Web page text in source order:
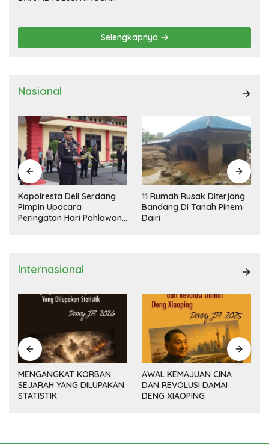
Selengkapnya
Nasional
Kapolresta Deli Serdang
Pimpin Upacara
Peringatan Hari Pahlawan
11 Rumah Rusak Diterjang
Bandang Di Tanah Pinem
Dairi
Internasional
MENGANGKAT KORBAN
SEJARAH YANG DILUPAKAN
STATISTIK
AWAL KEMAJUAN CINA
DAN REVOLUSI DAMAI
DENG XIAOPING